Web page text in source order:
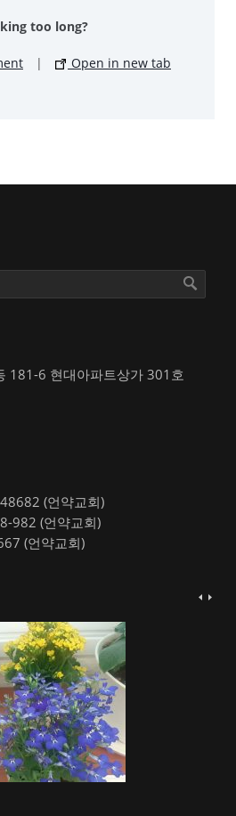
too long?
| Open in new tab
181-6 현대아파트상가 301호
(언약교회)
982 (언약교회)
(언약교회)